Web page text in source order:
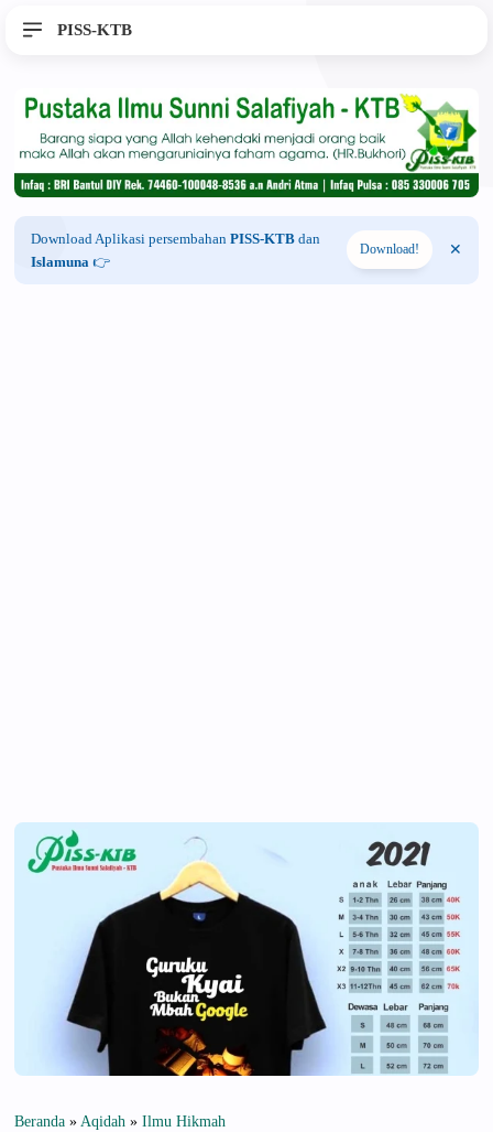
PISS-KTB
Download Aplikasi persembahan PISS-KTB dan
Islamuna 👉
Download!
Beranda » Aqidah » Ilmu Hikmah